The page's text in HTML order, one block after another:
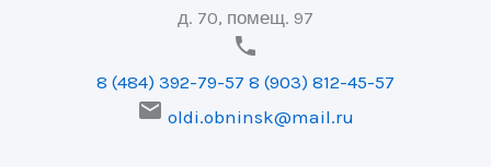
д. 70, помещ. 97

8 (484) 392-79-57 8 (903) 812-45-57
 oldi.obninsk@mail.ru